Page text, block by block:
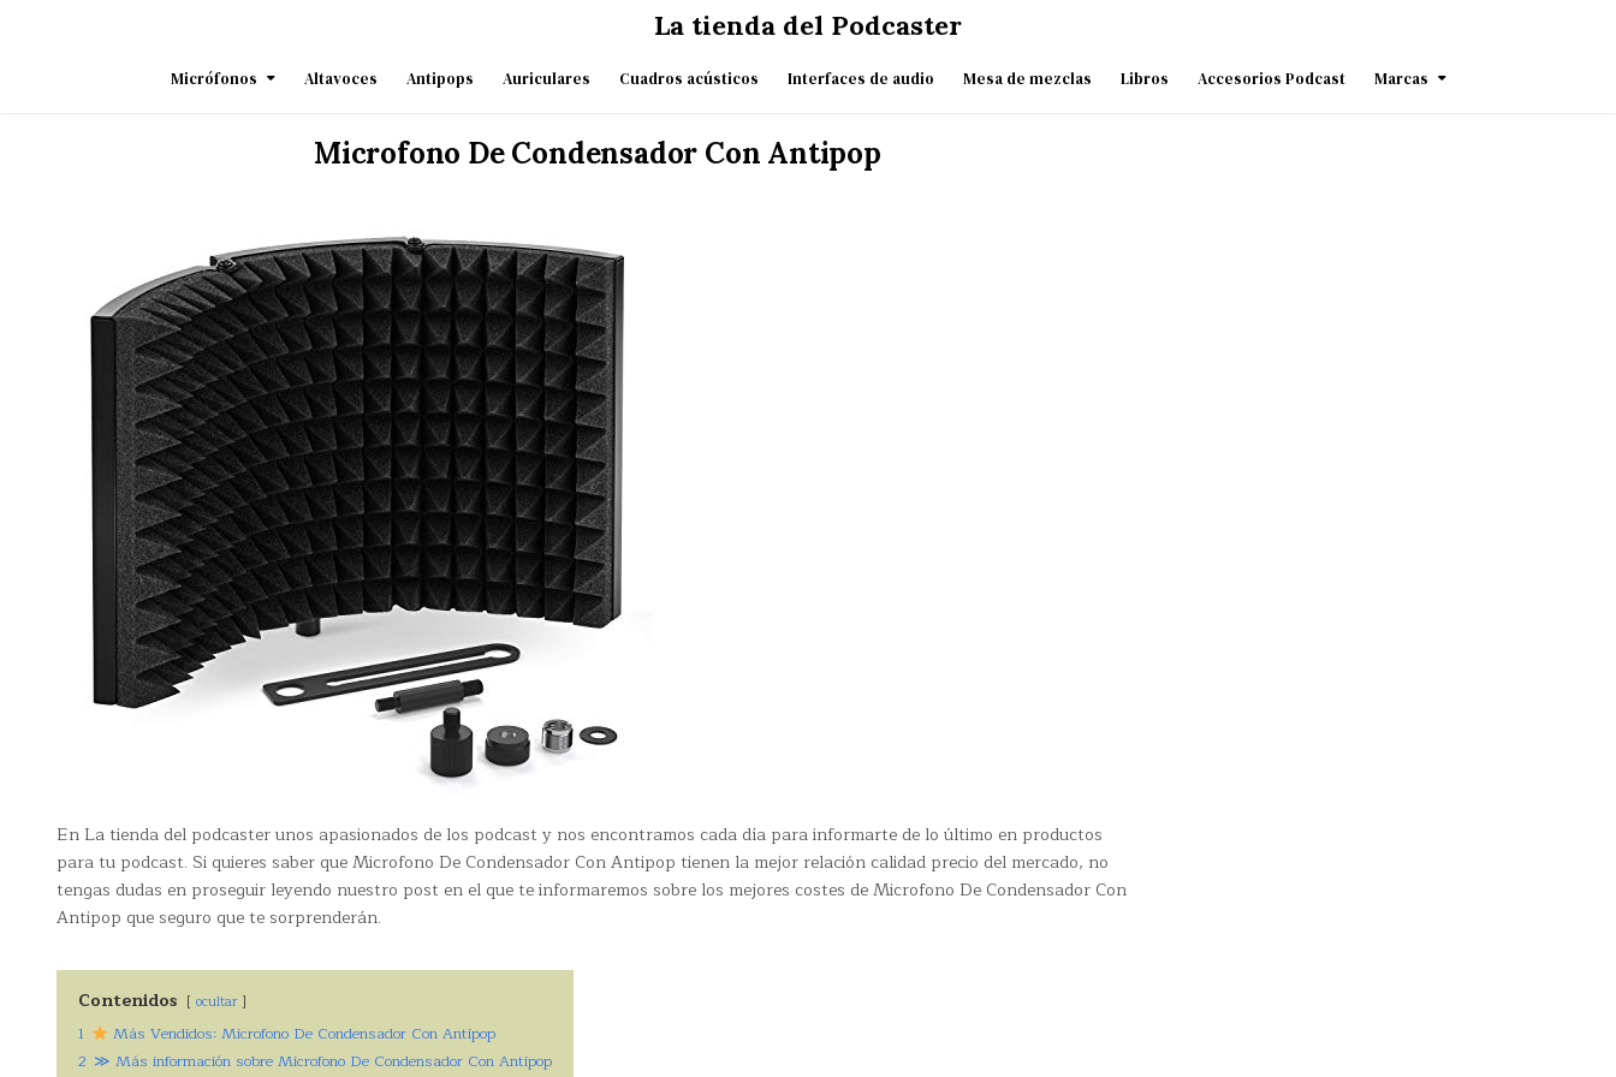
La tienda del Podcaster
Micrófonos Altavoces Antipops Auriculares Cuadros acústicos Interfaces de audio Mesa de mezclas Libros Accesorios Podcast Marcas
Microfono De Condensador Con Antipop
En La tienda del podcaster unos apasionados de los podcast y nos encontramos cada día para informarte de lo último en productos
para tu podcast. Si quieres saber que Microfono De Condensador Con Antipop tienen la mejor relación calidad precio del mercado, no
tengas dudas en proseguir leyendo nuestro post en el que te informaremos sobre los mejores costes de Microfono De Condensador Con
Antipop que seguro que te sorprenderán.
Contenidos ocultar
1
Más Vendidos: Microfono De Condensador Con Antipop
2 ≫ Más información sobre Microfono De Condensador Con Antipop